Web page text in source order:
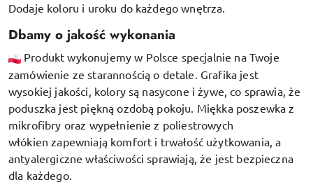
Dodaje koloru i uroku do każdego wnętrza.
Dbamy o jakość wykonania
Produkt wykonujemy w Polsce specjalnie na Twoje
zamówienie ze starannością o detale. Grafika jest
wysokiej jakości, kolory są nasycone i żywe, co sprawia, że
poduszka jest piękną ozdobą pokoju. Miękka poszewka z
mikrofibry oraz wypełnienie z poliestrowych
włókien zapewniają komfort i trwałość użytkowania, a
antyalergiczne właściwości sprawiają, że jest bezpieczna
dla każdego.